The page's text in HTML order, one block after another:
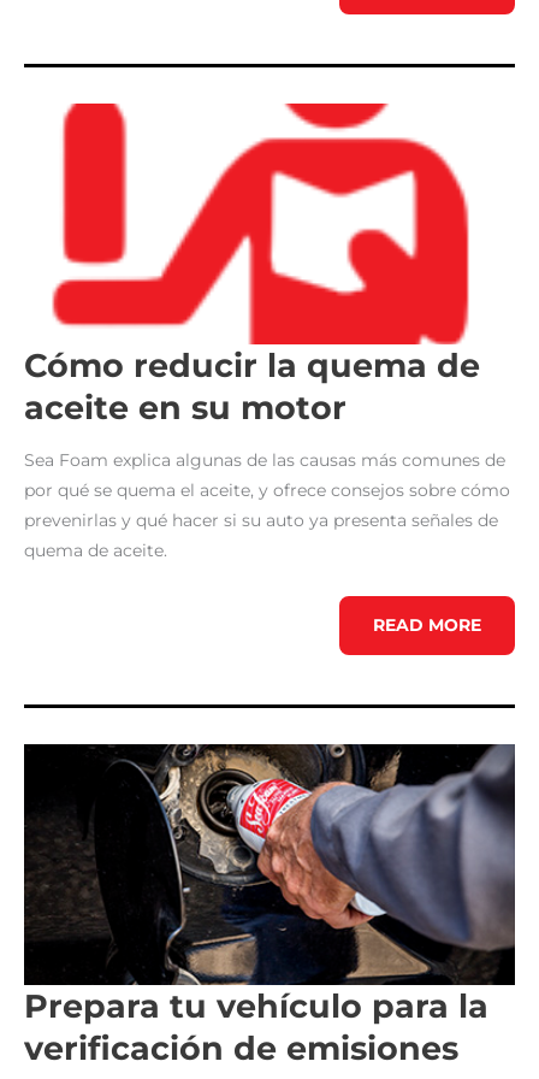
CUIDAR
AUTO
CON
ALTO
KILOMETRAJE?
Cómo reducir la quema de
aceite en su motor
Sea Foam explica algunas de las causas más comunes de
por qué se quema el aceite, y ofrece consejos sobre cómo
prevenirlas y qué hacer si su auto ya presenta señales de
quema de aceite.
CÓMO
LA
ACEITE
MOTOR
READ MORE
Prepara tu vehículo para la
verificación de emisiones